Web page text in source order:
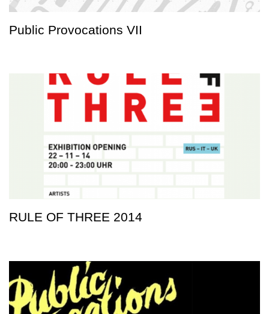
Public Provocations VII
RULE OF THREE 2014